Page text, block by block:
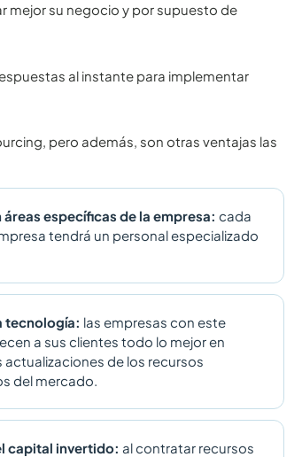
mejor su negocio y por supuesto de
al instante para implementar
pero además, son otras ventajas las
áreas específicas de la empresa:cada
tendrá un personal especializado
tecnología: las empresas con este
a sus clientes todo lo mejor en
actualizaciones de los recursos
del mercado.
capital invertido: al contratar recursos